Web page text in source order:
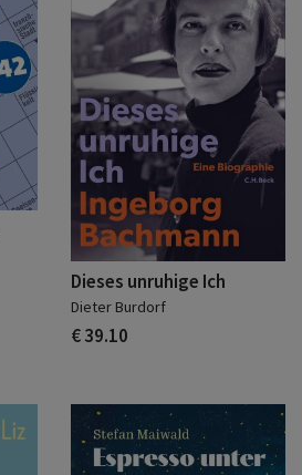
Dieses unruhige Ich
Dieter Burdorf
€ 39.10